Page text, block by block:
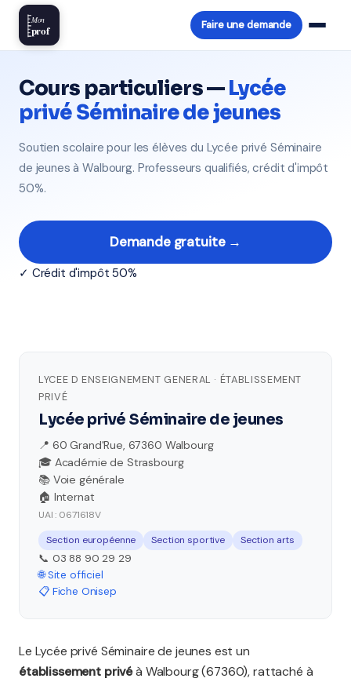
Mon
prof Faire une demande
Cours particuliers —Lycée
privé Séminaire de jeunes
Soutien scolaire pour les élèves du Lycée privé Séminaire
de jeunes à Walbourg. Professeurs qualifiés, crédit d'impôt
50%.
Demande gratuite →
✓ Crédit d'impôt 50%
LYCEE D ENSEIGNEMENT GENERAL · ÉTABLISSEMENT
PRIVÉ
Lycée privé Séminaire de jeunes
📍 60 Grand'Rue, 67360 Walbourg
🎓 Académie de Strasbourg
📚 Voie générale
🏠 Internat
UAI : 0671618V
Section européenne
Section sportive Section arts
📞 03 88 90 29 29
🌐 Site officiel
📋 Fiche Onisep
Le Lycée privé Séminaire de jeunes est un
établissement privéà Walbourg (67360), rattaché à